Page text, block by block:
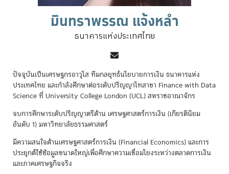
มินทราพรรณ แจ้งหลำ
ธนาคารแห่งประเทศไทย
ปัจจุบันเป็นเศรษฐกรอาวุโส ทีมกลยุทธ์นโยบายการเงิน ธนาคารแห่ง
ประเทศไทย และกำลังศึกษาต่อระดับปริญญาโทสาขา Finance with Data
Science ที่ University College London (UCL) สหราชอาณาจักร
จบการศึกษาระดับปริญญาตรีด้าน เศรษฐศาสตร์การเงิน (เกียรตินิยม
อันดับ 1) มหาวิทยาลัยธรรมศาสตร์
มีความสนใจด้านเศรษฐศาสตร์การเงิน (Financial Economics) และการ
ประยุกต์ใช้ข้อมูลขนาดใหญ่เพื่อศึกษาความเชื่อมโยงระหว่างตลาดการเงิน
และภาคเศรษฐกิจจริง